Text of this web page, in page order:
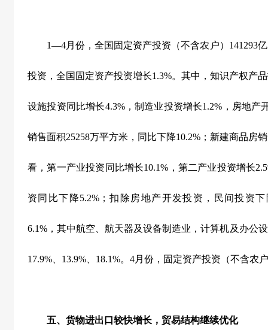
1—4月份，全国固定资产投资（不含农户） 141293
投资，全国固定资产投资增长1.3%。其中，知识产权产
设施投资同比增长4.3%，制造业投资增长1.2% ，房地产
销售面积25258万平方米，同比下降10.2% ；新建商品房
看，第一产业投资同比增长10.1% ，第二产业投资增长
资同比下降5.2% ；扣除房地产开发投资，民间投资下
6.1% ，其中航空、航天器及设备制造业，计算机及办公
17.9% 13.9% 18.1%。 4月份，固定资产投资（不含农
五、货物进出口较快增长，贸易结构继续优化